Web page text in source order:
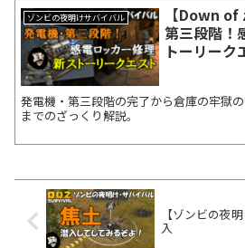
ゾンビの夜明けサバイバル
【Down
第三段階！
トーリーク
発電機・第三段階の完了から倉庫の牢獄
までのざっくり解説。
【ゾンビの夜
入